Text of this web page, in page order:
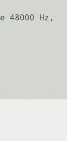
48000 Hz,